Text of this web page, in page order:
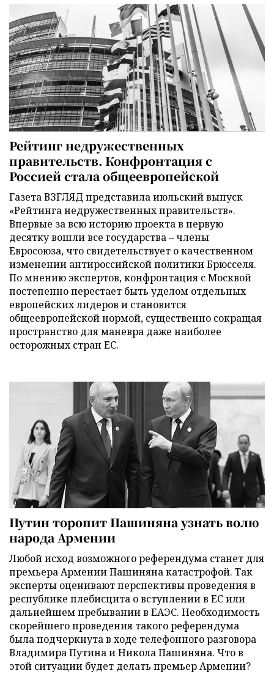
Рейтинг недружественных
правительств. Конфронтация с
Россией стала общеевропейской
Газета ВЗГЛЯД представила июльский выпуск
«Рейтинга недружественных правительств».
Впервые за всю историю проекта в первую
десятку вошли все государства – члены
Евросоюза, что свидетельствует о качественном
изменении антироссийской политики Брюсселя.
По мнению экспертов, конфронтация с Москвой
постепенно перестает быть уделом отдельных
европейских лидеров и становится
общеевропейской нормой, существенно сокращая
пространство для маневра даже наиболее
осторожных стран ЕС.
Путин торопит Пашиняна узнать волю
народа Армении
Любой исход возможного референдума станет для
премьера Армении Пашиняна катастрофой. Так
эксперты оценивают перспективы проведения в
республике плебисцита о вступлении в ЕС или
дальнейшем пребывании в ЕАЭС. Необходимость
скорейшего проведения такого референдума
была подчеркнута в ходе телефонного разговора
Владимира Путина и Никола Пашиняна. Что в
этой ситуации будет делать премьер Армении?